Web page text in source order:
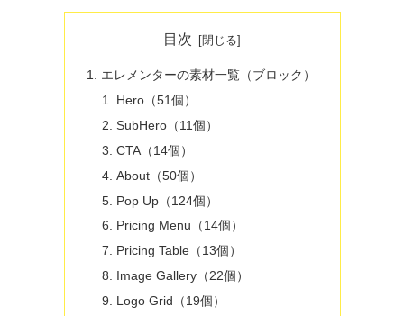
目次
エレメンターの素材一覧（ブロック）
Hero（51個）
SubHero（11個）
CTA（14個）
About（50個）
Pop Up（124個）
Pricing Menu（14個）
Pricing Table（13個）
Image Gallery（22個）
Logo Grid（19個）